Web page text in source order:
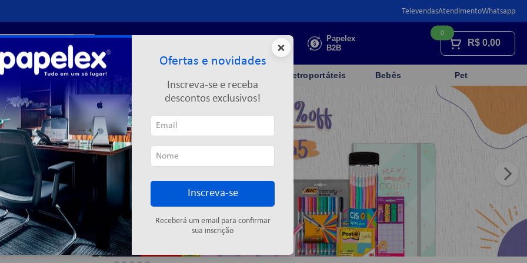
TelevendasAtendimentoWhatsapp
Faça sua
cotação
Papelex
B2B
R$ 0,00
0
Limpeza Informática Eletroportáteis Bebês Pet
×
Ofertas e novidades
Inscreva-se e receba
descontos exclusivos!
Inscreva-se
Receberá um email para confirmar
sua inscrição